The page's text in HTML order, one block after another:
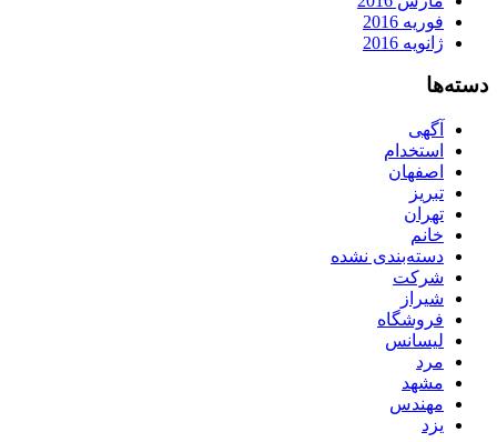
فوریه 2016
ژانویه 2016
دسته‌ها
آگهی
استخدام
اصفهان
تبریز
تهران
خانم
دسته‌بندی نشده
شرکت
شیراز
فروشگاه
لیسانس
مرد
مشهد
مهندس
یزد